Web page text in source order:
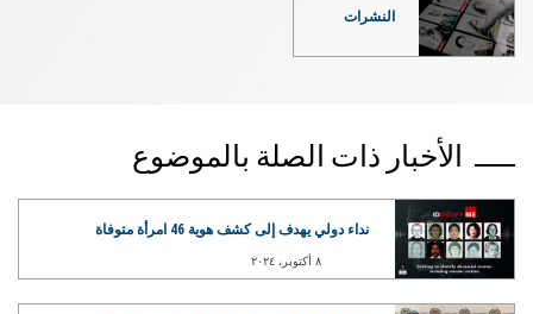
النشرات
الأخبار ذات الصلة بالموضوع
نداء دولي يهدف إلى كشف هوية 46 امرأة متوفاة
٨ أكتوبر، ٢٠٢٤